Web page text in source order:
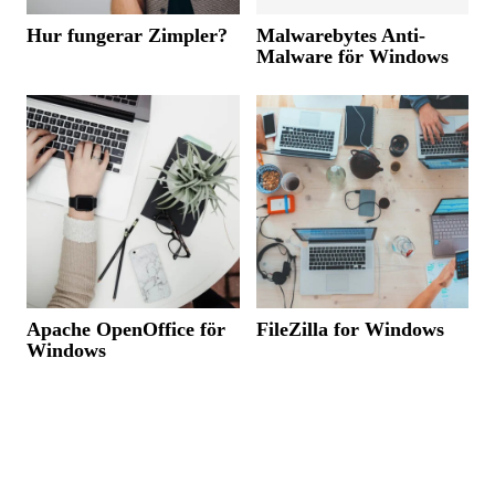
Hur fungerar Zimpler?
Malwarebytes Anti-
Malware för Windows
Apache OpenOffice för
Windows
FileZilla for Windows